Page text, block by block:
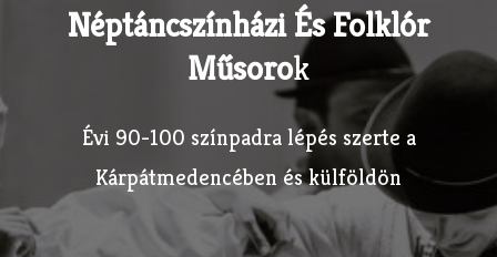
Néptáncszínházi És Folklór
MűsoroK
Évi 90-100 színpadra lépés szerte a
Kárpátmedencében és külföldön